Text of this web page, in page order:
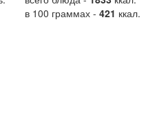
в 100 граммах - 421 ккал.